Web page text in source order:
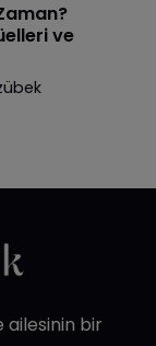
ve
ailesinin bir